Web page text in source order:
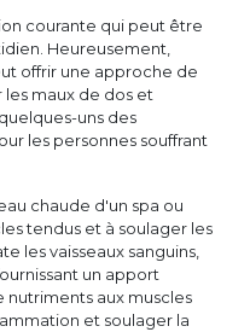
courante qui peut être
Heureusement,
offrir une approche de
maux de dos et
uns des
les personnes souffrant
chaude d'un spa ou
tendus et à soulager les
les vaisseaux sanguins,
un apport
aux muscles
et soulager la